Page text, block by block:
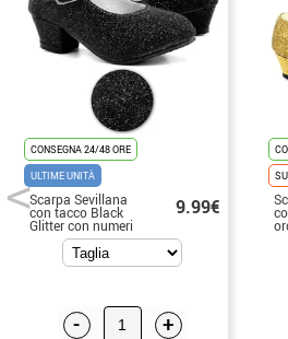
CONSEGNA 24/48 ORE
ULTIME UNITÀ
Scarpa Sevillana
con tacco Black
Glitter con numeri
dal 22 al 41
9.99€
- +